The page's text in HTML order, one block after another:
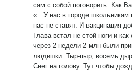
сам с собой поговорить. Как
«…У нас в городе школьникам
нас не ставят. И вакцинация
Глава встал не стой ноги и
через 2 недели 2 млн были
людишки. Тыр-пыр, восемь
Снег на голову. Тут чтобы